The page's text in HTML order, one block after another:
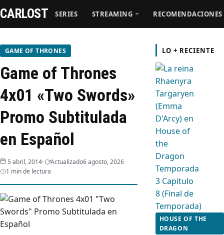
Series
Streaming
Recomendaciones
Videos
Webisodios
CARLOST SERIES STREAMING RECOMENDACIONES
GAME OF THRONES
Game of Thrones
4x01 «Two Swords»
Promo Subtitulada
en Español
5 abril, 2014 Actualizado6 agosto, 2026
1 min de lectura
LO + RECIENTE
HOUSE OF THE
DRAGON